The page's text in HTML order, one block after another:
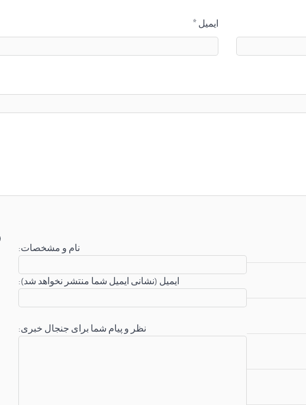
ایمیل *
:نام و مشخصات
:ایمیل (نشانی ایمیل شما منتشر نخواهد شد)
:نظر و پیام شما برای جنجال خبری